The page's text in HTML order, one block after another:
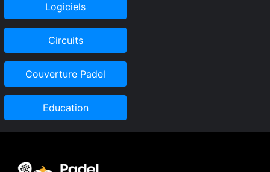
Logiciels
Circuits
Couverture Padel
Education